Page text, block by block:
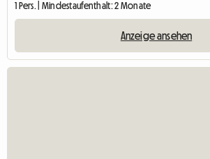
1 Pers. | Mindestaufenthalt: 2 Monate
Anzeige ansehen